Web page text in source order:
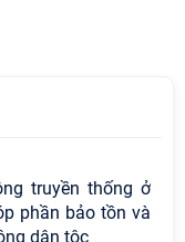
truyền thống ở
phần bảo tồn và
dân tộc